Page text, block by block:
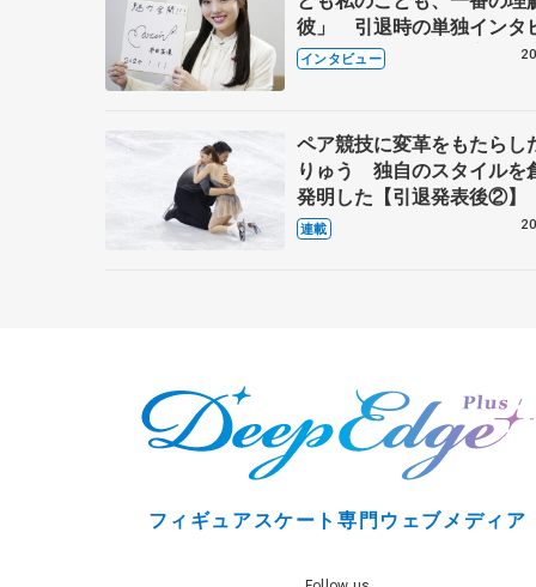
彼」 引退時の単独インタ
で語った競技人生や家族、
これからの夢…
インタビュー
ペア競技に変革をもたらし
りゅう 独自のスタイルを
発明した【引退発表後②】
連載
フィギュアスケート専門ウェブメディア